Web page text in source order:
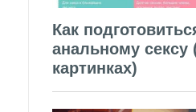
Как
анальному сексу
картинках)